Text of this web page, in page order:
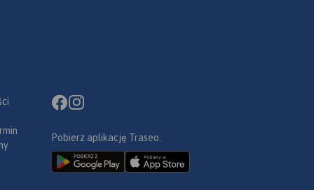
Pobierz aplikację Traseo: